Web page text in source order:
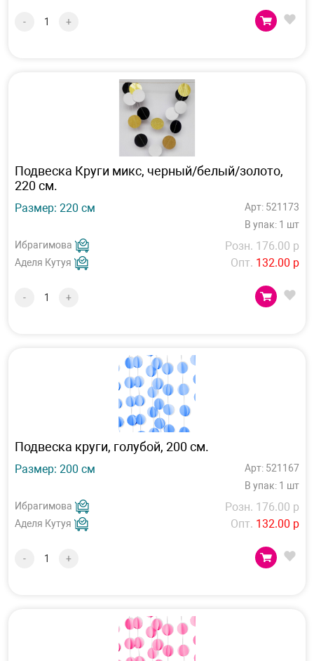
- +
Подвеска Круги микс, черный/белый/золото,
220 см.
Размер: 220 см
Арт: 521173
В упак: 1 шт
Ибрагимова
Аделя Кутуя
Розн. 176.00 р
Опт. 132.00 р
- +
Подвеска круги, голубой, 200 см.
Размер: 200 см
Арт: 521167
В упак: 1 шт
Ибрагимова
Аделя Кутуя
Розн. 176.00 р
Опт. 132.00 р
- +